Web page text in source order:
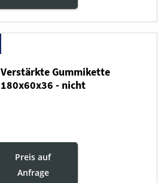
Verstärkte Gummikette
180x60x36 - nicht
Preis auf
Anfrage